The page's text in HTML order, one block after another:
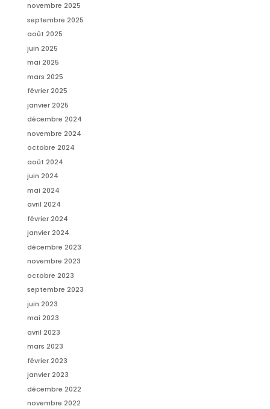
novembre 2025
septembre 2025
août 2025
juin 2025
mai 2025
mars 2025
février 2025
janvier 2025
décembre 2024
novembre 2024
octobre 2024
août 2024
juin 2024
mai 2024
avril 2024
février 2024
janvier 2024
décembre 2023
novembre 2023
octobre 2023
septembre 2023
juin 2023
mai 2023
avril 2023
mars 2023
février 2023
janvier 2023
décembre 2022
novembre 2022